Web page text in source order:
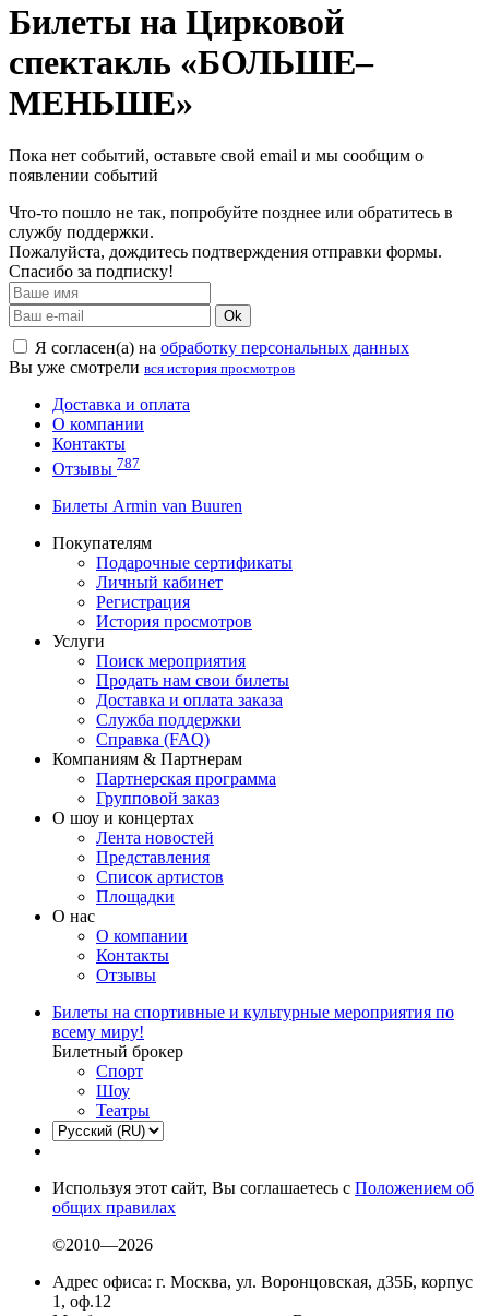
Билеты на Цирковой
спектакль «БОЛЬШЕ–
МЕНЬШЕ»
Пока нет событий, оставьте свой email и мы сообщим о
появлении событий
Что-то пошло не так, попробуйте позднее или обратитесь в
службу поддержки.
Пожалуйста, дождитесь подтверждения отправки формы.
Спасибо за подписку!
Ok
Я согласен(а) на обработку персональных данных
Вы уже смотрели вся история просмотров
Доставка и оплата
О компании
Контакты
Отзывы 787
Билеты Armin van Buuren
Покупателям
Подарочные сертификаты
Личный кабинет
Регистрация
История просмотров
Услуги
Поиск мероприятия
Продать нам свои билеты
Доставка и оплата заказа
Служба поддержки
Справка (FAQ)
Компаниям & Партнерам
Партнерская программа
Групповой заказ
О шоу и концертах
Лента новостей
Представления
Список артистов
Площадки
О нас
О компании
Контакты
Отзывы
Билеты на спортивные и культурные мероприятия по
всему миру!
Билетный брокер
Спорт
Шоу
Театры
Используя этот сайт, Вы соглашаетесь с Положением об
общих правилах
©2010—2026
Адрес офиса: г. Москва, ул. Воронцовская, д35Б, корпус
1, оф.12